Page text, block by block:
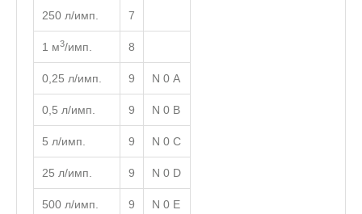
250 л/имп. 7
1 м3/имп. 8
0,25 л/имп. 9 N 0 А
0,5 л/имп. 9 N 0 B
5 л/имп. 9 N 0 C
25 л/имп. 9 N 0 D
500 л/имп. 9 N 0 E